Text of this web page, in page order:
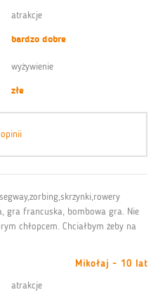
atrakcje
bardzo dobre
wyżywienie
złe
gra francuska, bombowa gra. Nie
chłopcem. Chciałbym żeby na
Mikołaj - 10 lat
atrakcje